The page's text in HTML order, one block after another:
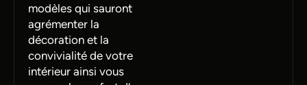
modèles qui sauront
agrémenter la
décoration et la
convivialité de votre
intérieur ainsi vous